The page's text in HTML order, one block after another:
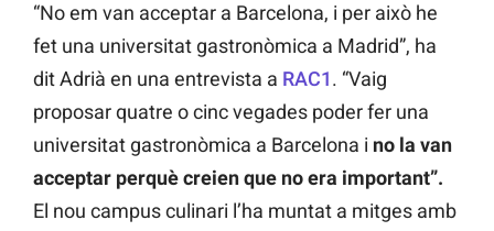
“No em van acceptar a Barcelona, i per això he
fet una universitat gastronòmica a Madrid”, ha
dit Adrià en una entrevista a RAC1. “Vaig
proposar quatre o cinc vegades poder fer una
universitat gastronòmica a Barcelona i no la van
acceptar perquè creien que no era important”.
El nou campus culinari l’ha muntat a mitges amb